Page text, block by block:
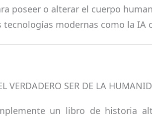
poseer o alterar el cuerpo
tecnologías modernas como la
VERDADERO SER DE LA
un libro de historia